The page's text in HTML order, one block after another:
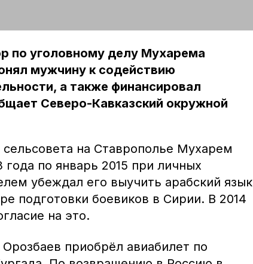
по уголовному делу Мухарема
мужчину к содействию
а также финансировал
Северо-Кавказский окружной
сельсовета на Ставрополье Мухарем
года по январь 2015 при личных
убеждал его выучить арабский язык
подготовки боевиков в Сирии. В 2014
на это.
приобрёл авиабилет по